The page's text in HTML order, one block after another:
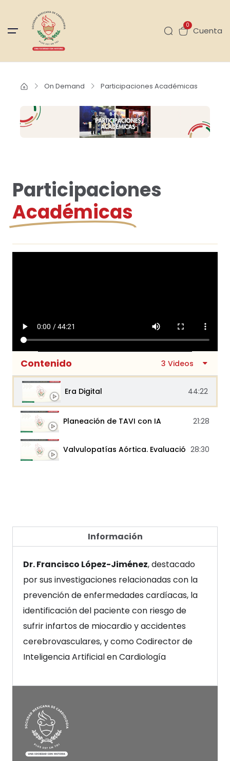
0
Cuenta
On Demand Participaciones Académicas
Participaciones
Académicas
Contenido 3 Videos
Era Digital 44:22
Planeación de TAVI con IA 21:28
Valvulopatías Aórtica. Evaluación por IA
28:30
Información
Dr. Francisco López-Jiménez, destacado
por sus investigaciones relacionadas con la
prevención de enfermedades cardíacas, la
identificación del paciente con riesgo de
sufrir infartos de miocardio y accidentes
cerebrovasculares, y como Codirector de
Inteligencia Artificial en Cardiología